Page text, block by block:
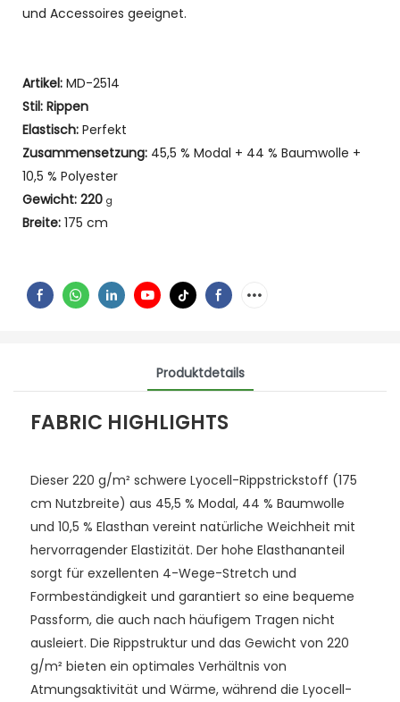
und Accessoires geeignet.
Artikel: MD-2514
Stil: Rippen
Elastisch: Perfekt
Zusammensetzung: 45,5 % Modal + 44 % Baumwolle +
10,5 % Polyester
Gewicht: 220 g
Breite: 175 cm
Produktdetails
FABRIC HIGHLIGHTS
Dieser 220 g/m² schwere Lyocell-Rippstrickstoff (175
cm Nutzbreite) aus 45,5 % Modal, 44 % Baumwolle
und 10,5 % Elasthan vereint natürliche Weichheit mit
hervorragender Elastizität. Der hohe Elasthananteil
sorgt für exzellenten 4-Wege-Stretch und
Formbeständigkeit und garantiert so eine bequeme
Passform, die auch nach häufigem Tragen nicht
ausleiert. Die Rippstruktur und das Gewicht von 220
g/m² bieten ein optimales Verhältnis von
Atmungsaktivität und Wärme, während die Lyocell-